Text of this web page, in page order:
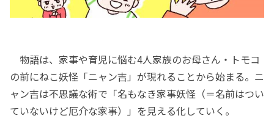
物語は、家事や育児に悩む4人家族のお母さん・トモコ
の前にねこ妖怪「ニャン吉」が現れることから始まる。ニ
ャン吉は不思議な術で「名もなき家事妖怪（＝名前はつい
ていないけど厄介な家事）」を見える化していく。